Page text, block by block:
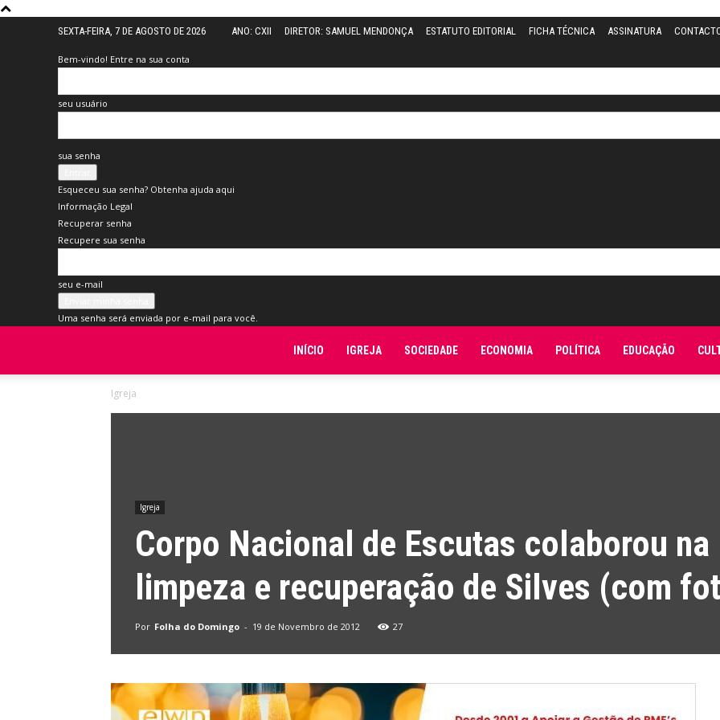
SEXTA-FEIRA, 7 DE AGOSTO DE 2026 ANO: CXII DIRETOR: SAMUEL MENDONÇA ESTATUTO EDITORIAL FICHA TÉCNICA ASSINATURA
Bem-vindo! Entre na sua conta
seu usuário
sua senha
Esqueceu sua senha? Obtenha ajuda aqui
Informação Legal
Recuperar senha
Recupere sua senha
seu e-mail
Uma senha será enviada por e-mail para você.
INÍCIO IGREJA SOCIEDADE ECONOMIA POLÍTICA EDUCAÇÃO
Igreja
Igreja
Corpo Nacional de Escutas colaborou na
limpeza e recuperação de Silves (com
Por Folha do Domingo - 19 de Novembro de 2012 27